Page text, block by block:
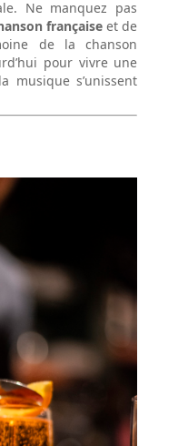
Ne manquez pas
française et de
de la chanson
pour vivre une
musique s’unissent